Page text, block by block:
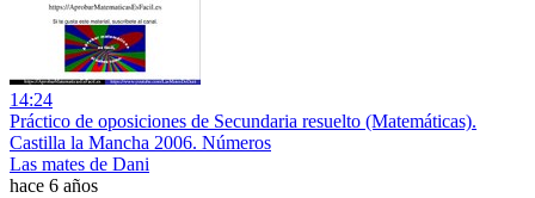
14:24
Práctico de oposiciones de Secundaria resuelto (Matemáticas).
Castilla la Mancha 2006. Números
Las mates de Dani
hace 6 años